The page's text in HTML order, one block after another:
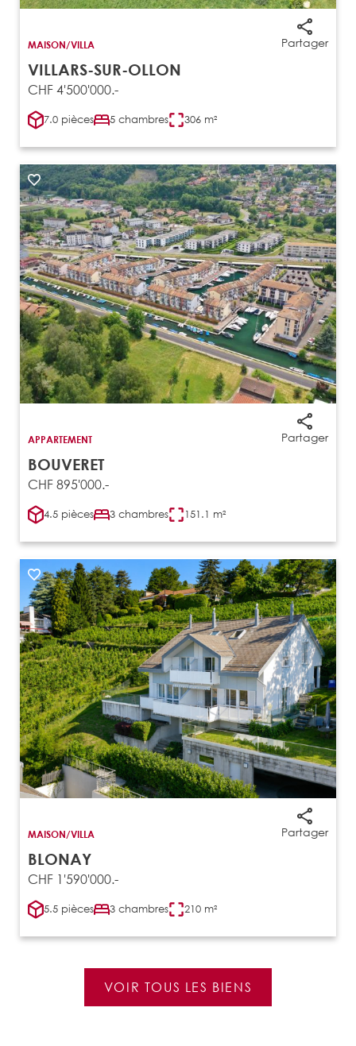
Partager
MAISON/VILLA
VILLARS-SUR-OLLON
CHF 4'500'000.-
7.0 pièces 5 chambres 306 m²
Partager
APPARTEMENT
BOUVERET
CHF 895'000.-
4.5 pièces 3 chambres 151.1 m²
Partager
MAISON/VILLA
BLONAY
CHF 1'590'000.-
5.5 pièces 3 chambres 210 m²
VOIR TOUS LES BIENS